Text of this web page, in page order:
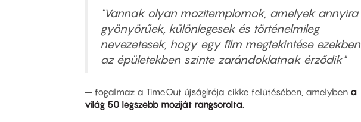
"Vannak olyan mozitemplomok, amelyek annyira
gyönyörűek, különlegesek és történelmileg
nevezetesek, hogy egy film megtekintése ezekben
az épületekben szinte zarándoklatnak érződik"
– fogalmaz a TimeOut újságírója cikke felütésében, amelyben a
világ 50 legszebb moziját rangsorolta.